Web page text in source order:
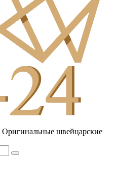
Оригинальные швейцарские